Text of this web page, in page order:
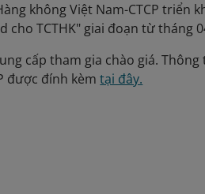
không Việt Nam-CTCP
cho TCTHK" giai đoạn từ tháng
cấp tham gia chào giá.
được đính kèmtại đây.